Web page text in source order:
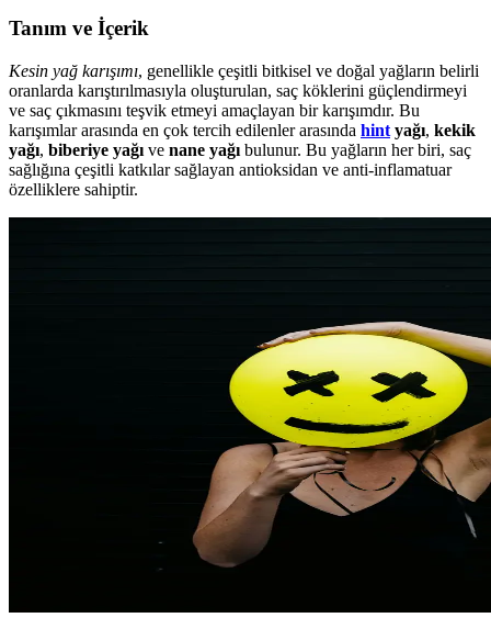
Tanım ve İçerik
Kesin yağ karışımı, genellikle çeşitli bitkisel ve doğal yağların belirli
oranlarda karıştırılmasıyla oluşturulan, saç köklerini güçlendirmeyi
ve saç çıkmasını teşvik etmeyi amaçlayan bir karışımdır. Bu
karışımlar arasında en çok tercih edilenler arasında hint yağı, kekik
yağı, biberiye yağı ve nane yağı bulunur. Bu yağların her biri, saç
sağlığına çeşitli katkılar sağlayan antioksidan ve anti-inflamatuar
özelliklere sahiptir.